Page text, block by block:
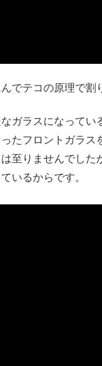
でテコの原理で割
ガラスになって
たフロントガラ
至りませんでし
いるからです。